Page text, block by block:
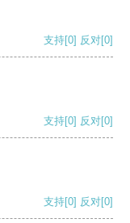
支持[0] 反对[0]
支持[0] 反对[0]
支持[0] 反对[0]